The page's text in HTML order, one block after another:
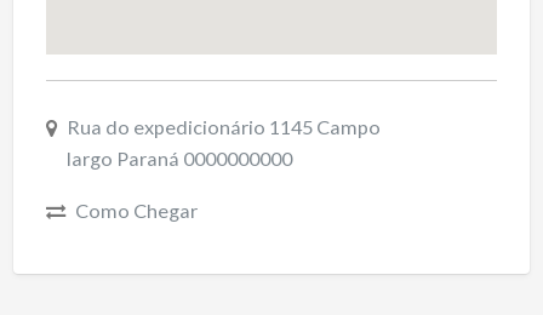
Rua do expedicionário 1145 Campo
largo Paraná 0000000000
Como Chegar